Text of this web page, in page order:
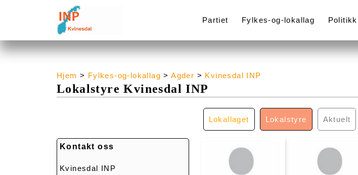
Partiet Fylkes-og-lokallag Politikk
Hjem > Fylkes-og-lokallag >Agder > Kvinesdal INP
Lokalstyre Kvinesdal INP
Lokallaget Lokalstyre Aktuelt
Kontakt oss
Kvinesdal INP